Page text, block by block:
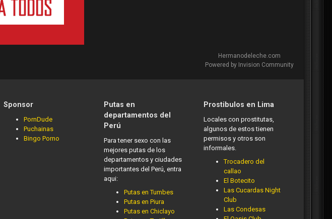
Hermanodeleche.com
Powered by Invision Community
Sponsor
PornDude
Puchainas
Bingo Porno
Putas en
departamentos del
Perú
Para tener sexo con las
mejores putas de los
departamentos y ciudades
importantes del Perú, entra
aqui:
Putas en Tumbes
Putas en Piura
Putas en Chiclayo
Prostibulos en Lima
Locales con prostitutas,
algunos de estos tienen
permisos y otros son
informales.
Trocadero del
callao
El Botecito
Las Cucardas Night
Club
Las Condesas